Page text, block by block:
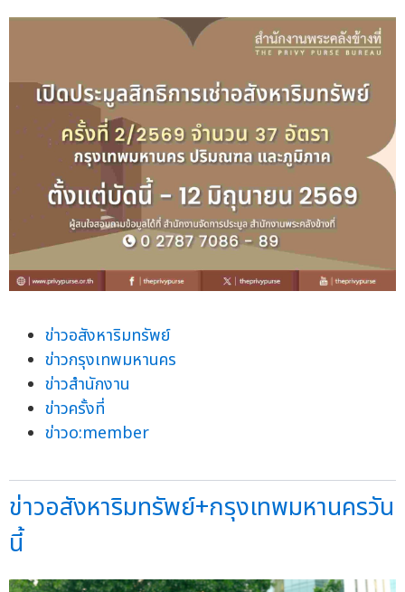
ข่าวอสังหาริมทรัพย์
ข่าวกรุงเทพมหานคร
ข่าวสำนักงาน
ข่าวครั้งที่
ข่าวo:member
ข่าวอสังหาริมทรัพย์+กรุงเทพมหานครวัน
นี้